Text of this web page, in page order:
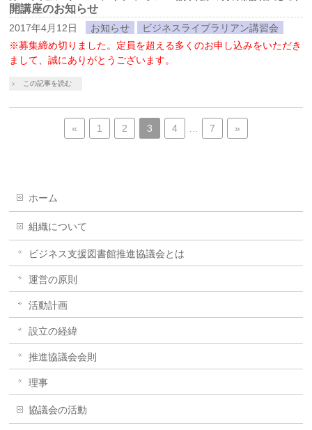
開講座のお知らせ
2017年4月12日 お知らせ
ビジネスライブラリアン講習会
※募集締め切りました。定員を超える多くのお申し込みをいただき
まして、誠にありがとうございます。
この記事を読む
« 1 2 3 4 7 »
ホーム
組織について
ビジネス支援図書館推進協議会とは
運営の原則
活動計画
設立の経緯
推進協議会会則
理事
協議会の活動